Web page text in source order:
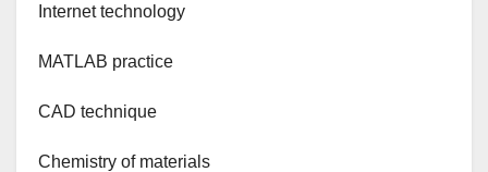
Internet technology
MATLAB practice
CAD technique
Chemistry of materials